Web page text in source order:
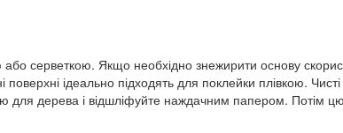
серветкою. Якщо необхідно знежирити основу
ідеально підходять для поклейки плівкою.
для дерева і відшліфуйте наждачним папером. Потім цю